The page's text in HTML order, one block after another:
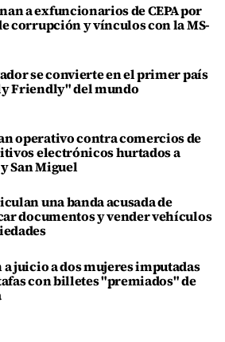
a exfuncionarios de CEPA por
corrupción y vínculos con la MS-
se convierte en el primer país
Friendly" del mundo
operativo contra comercios de
electrónicos hurtados a
San Miguel
una banda acusada de
documentos y vender vehículos
a juicio a dos mujeres imputadas
con billetes "premiados" de